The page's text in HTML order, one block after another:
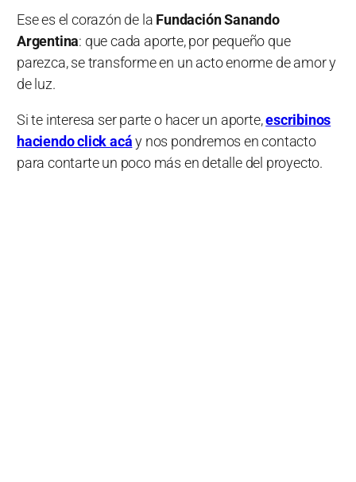
Ese es el corazón de la Fundación Sanando
Argentina: que cada aporte, por pequeño que
parezca, se transforme en un acto enorme de amor y
de luz.
Si te interesa ser parte o hacer un aporte,escribinos
haciendo click acáy nos pondremos en contacto
para contarte un poco más en detalle del proyecto.